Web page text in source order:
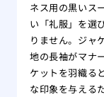
ネス用の黒いス
い「礼服」を選
りません。ジャ
地の長袖がマナ
ケットを羽織る
な印象を与える